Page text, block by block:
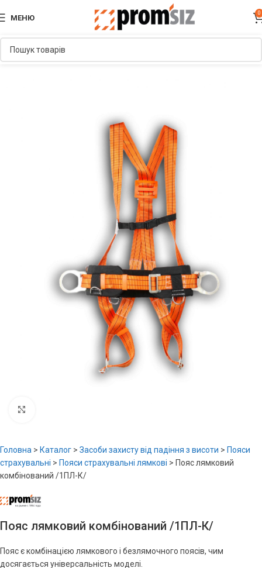
МЕНЮ
0
Головна > Каталог > Засоби захисту від падіння з висоти > Пояси
страхувальні > Пояси страхувальні лямкові > Пояс лямковий
комбінований /1ПЛ-К/
Пояс лямковий комбінований /1ПЛ-К/
Пояс є комбінацією лямкового і безлямочного поясів, чим
досягається універсальність моделі.